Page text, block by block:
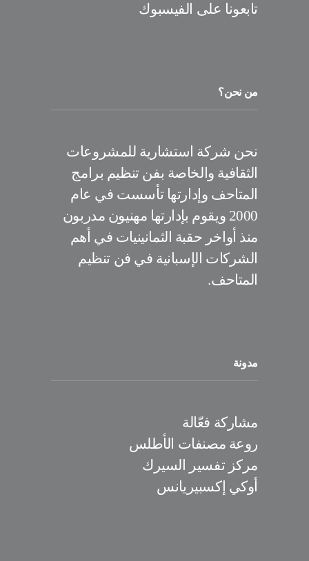
تابعونا على الفيسبوك
من نحن؟
نحن شركة استشارية للمشروعات
الثقافية والخاصة بفن تنظيم برامج
المتاحف وإدارتها تأسست في عام
2000 ويقوم بإدارتها مهنيون مدربون
منذ أواخر حقبة الثمانينيات في أهم
الشركات الإسبانية في فن تنظيم
المتاحف.
مدونة
مشاركة فعّالة
روعة مصنفات الأطلس
مركز تفسير السيرك
أوكي إكسبيريانس